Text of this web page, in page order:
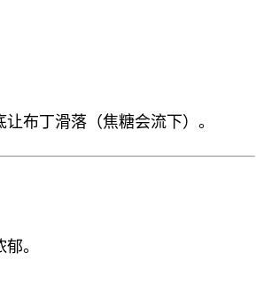
布丁滑落（焦糖会流下）。
。